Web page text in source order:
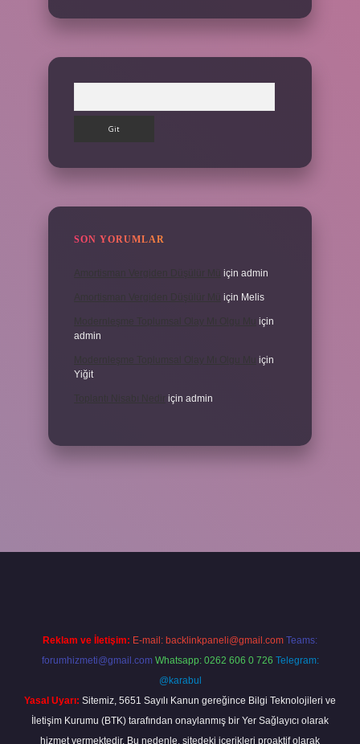
SON YORUMLAR
için admin
için Melis
için
admin
için
Yiğit
için admin
Reklam ve İletişim: E-mail: backlinkpaneli@gmail.com Teams:
forumhizmeti@gmail.com Whatsapp: 0262 606 0 726 Telegram:
@karabul
Yasal Uyarı: Sitemiz, 5651 Sayılı Kanun gereğince Bilgi Teknolojileri ve
İletişim Kurumu (BTK) tarafından onaylanmış bir Yer Sağlayıcı olarak
hizmet vermektedir. Bu nedenle, sitedeki içerikleri proaktif olarak